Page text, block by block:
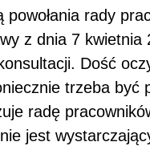
rady
z dnia 7
Dość
trzeba być
radę
jest